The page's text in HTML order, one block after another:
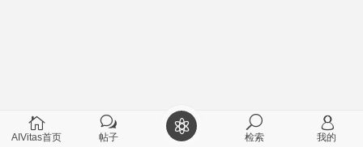
AIVitas首页 帖子 检索 我的